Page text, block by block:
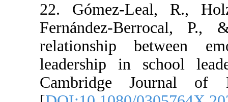
22. Gómez-
Fernández-
relationship
leadership in
Cambridge